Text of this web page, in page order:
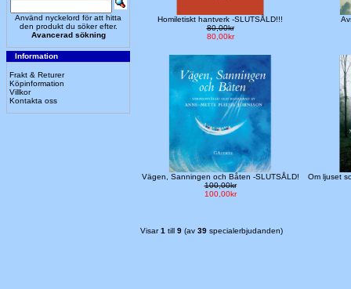
Använd nyckelord för att hitta
den produkt du söker efter.
Avancerad sökning
Information
Frakt & Returer
Köpinformation
Villkor
Kontakta oss
Homiletiskt hantverk -SLUTSÅLD!!!
80,00kr
80,00kr
Vägen, Sanningen och Båten -SLUTSÅLD!
100,00kr
100,00kr
Om ljuset
Visar1 till 9 (av 39 specialerbjudanden)